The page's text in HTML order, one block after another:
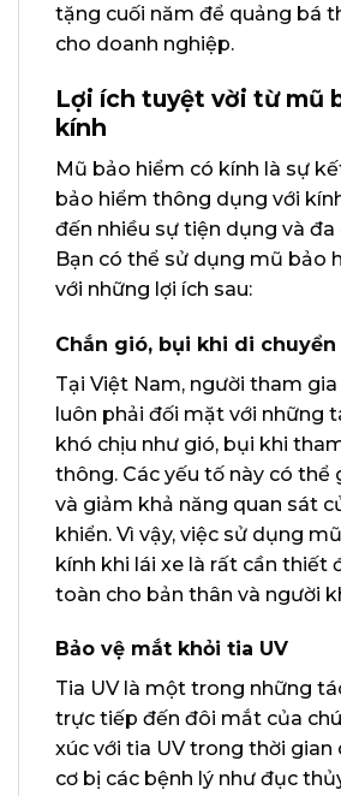
tặng cuối năm để quảng bá
cho doanh nghiệp.
Lợi ích tuyệt vời từ mũ
kính
Mũ bảo hiểm có kính là sự
bảo hiểm thông dụng với
đến nhiều sự tiện dụng và đa
Bạn có thể sử dụng mũ bảo
với những lợi ích sau:
Chắn gió, bụi khi di chuyển
Tại Việt Nam, người tham
luôn phải đối mặt với những
khó chịu như gió, bụi khi
thông. Các yếu tố này có thể
và giảm khả năng quan sát
khiển. Vì vậy, việc sử dụng
kính khi lái xe là rất cần thiết
toàn cho bản thân và người
Bảo vệ mắt khỏi tia UV
Tia UV là một trong những
trực tiếp đến đôi mắt của
xúc với tia UV trong thời gian
cơ bị các bệnh lý như đục